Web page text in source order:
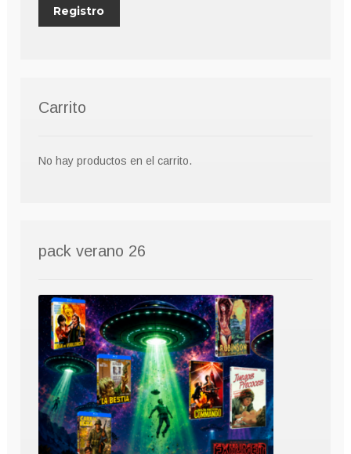
Carrito
No hay productos en el carrito.
pack verano 26